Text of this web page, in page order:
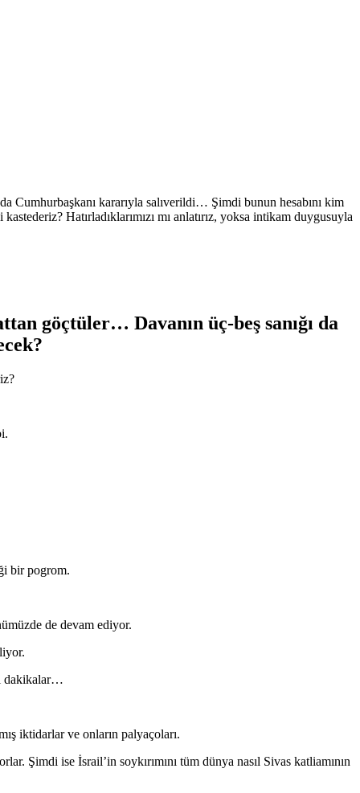
Cumhurbaşkanı kararıyla salıverildi… Şimdi bunun hesabını kim
Hatırladıklarımızı mı anlatırız, yoksa intikam duygusuyla
göçtüler… Davanın üç-beş sanığı da
bir pogrom.
de devam ediyor.
dakikalar…
iktidarlar ve onların palyaçoları.
Şimdi ise İsrail’in soykırımını tüm dünya nasıl Sivas katliamının